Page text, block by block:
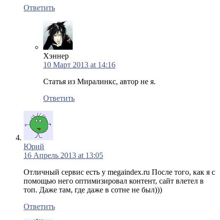
Ответить
Хэннер
10 Март 2013 at 14:16
Статья из Миралинкс, автор не я.
Ответить
Юрий
16 Апрель 2013 at 13:05
Отличный сервис есть у megaindex.ru После того, как я с
помощью него оптимизировал контент, сайт влетел в
топ. Даже там, где даже в сотне не был)))
Ответить